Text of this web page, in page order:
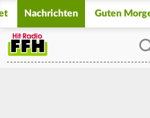
Nachrichten Guten